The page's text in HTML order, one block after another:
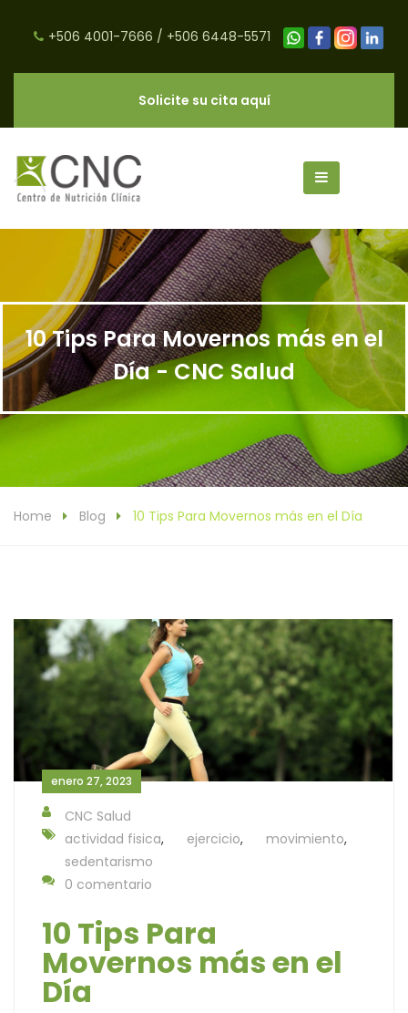
+506 4001-7666 / +506 6448-5571
Solicite su cita aquí
10 Tips Para Movernos más en el
Día - CNC Salud
Home Blog 10 Tips Para Movernos más en el Día
enero 27, 2023
CNC Salud
actividad fisica, ejercicio, movimiento,
sedentarismo
0 comentario
10 Tips Para
Movernos más en el
Día